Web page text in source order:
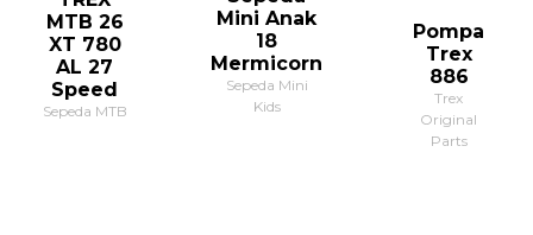
MTB 26
XT 780
AL 27
Speed
Sepeda MTB
Mini Anak
18
Mermicorn
Sepeda Mini
Kids
Pompa
Trex
886
Trex
Original
Parts